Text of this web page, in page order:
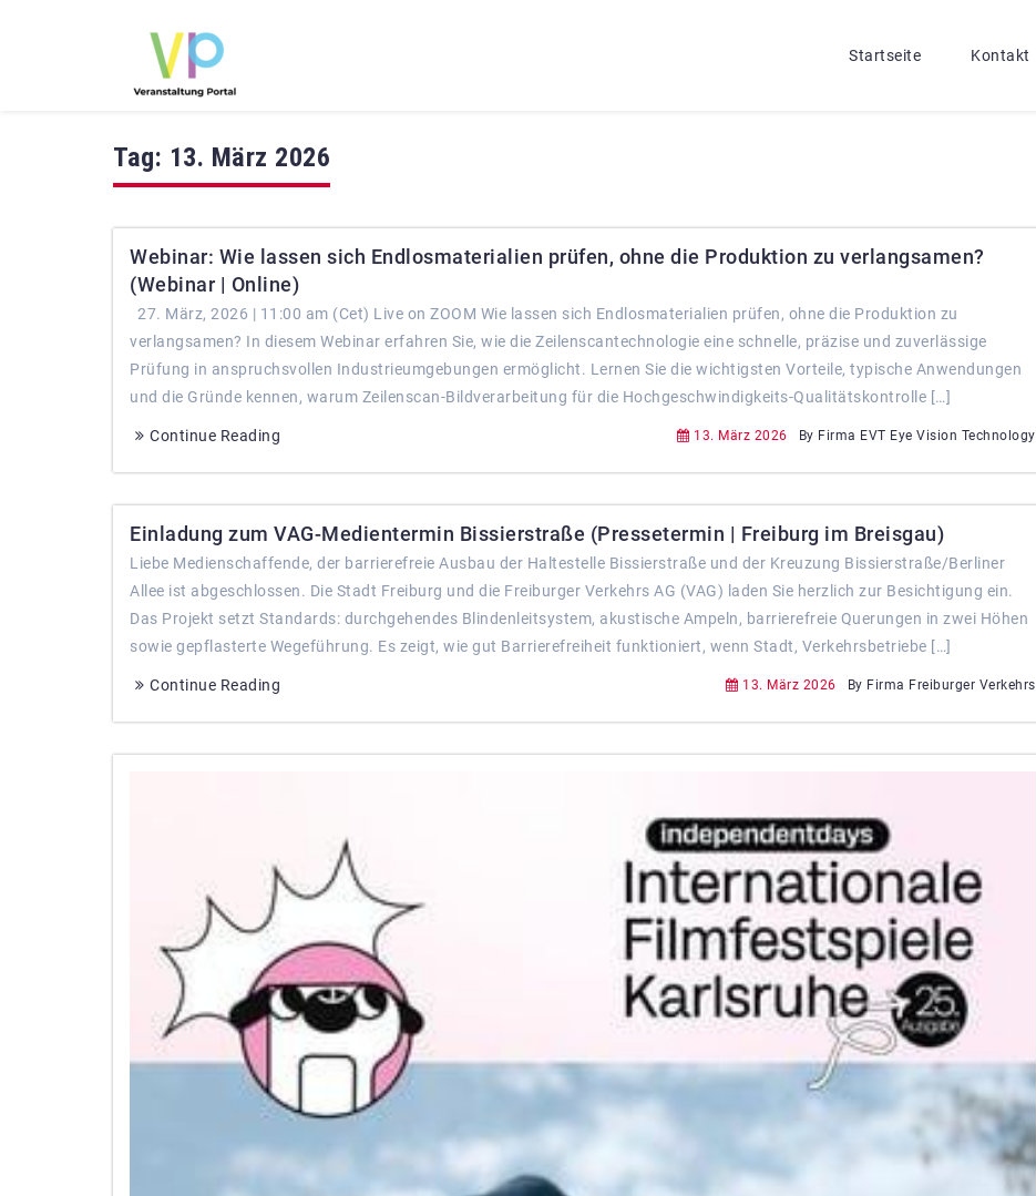
Startseite Kontakt
Tag: 13. März 2026
Webinar: Wie lassen sich Endlosmaterialien prüfen, ohne die Produktion zu verlangsamen?
(Webinar | Online)
27. März, 2026 | 11:00 am (Cet) Live on ZOOM Wie lassen sich Endlosmaterialien prüfen, ohne die Produktion zu
verlangsamen? In diesem Webinar erfahren Sie, wie die Zeilenscantechnologie eine schnelle, präzise und zuverlässige
Prüfung in anspruchsvollen Industrieumgebungen ermöglicht. Lernen Sie die wichtigsten Vorteile, typische Anwendungen
und die Gründe kennen, warum Zeilenscan-Bildverarbeitung für die Hochgeschwindigkeits-Qualitätskontrolle […]
Continue Reading 13. März 2026 By Firma EVT Eye Vision Technology
Einladung zum VAG-Medientermin Bissierstraße (Pressetermin | Freiburg im Breisgau)
Liebe Medienschaffende, der barrierefreie Ausbau der Haltestelle Bissierstraße und der Kreuzung Bissierstraße/Berliner
Allee ist abgeschlossen. Die Stadt Freiburg und die Freiburger Verkehrs AG (VAG) laden Sie herzlich zur Besichtigung ein.
Das Projekt setzt Standards: durchgehendes Blindenleitsystem, akustische Ampeln, barrierefreie Querungen in zwei Höhen
sowie gepflasterte Wegeführung. Es zeigt, wie gut Barrierefreiheit funktioniert, wenn Stadt, Verkehrsbetriebe […]
Continue Reading 13. März 2026 By Firma Freiburger Verkehrs